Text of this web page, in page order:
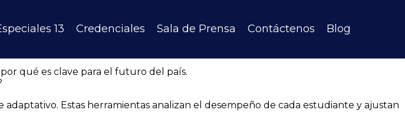
13 Credenciales Sala de Prensa Contáctenos Blog
de aprendizaje entre las zonas urbanas y rurales. En comunidades
conectividad a Internet.
nuevas soluciones educativas para zonas de difícil acceso. Como defensor de la
y gestión de tecnologías en instituciones, cree firmemente que la IA puede
qué es clave para el futuro del país.
Estas herramientas analizan el desempeño de cada estudiante y ajustan